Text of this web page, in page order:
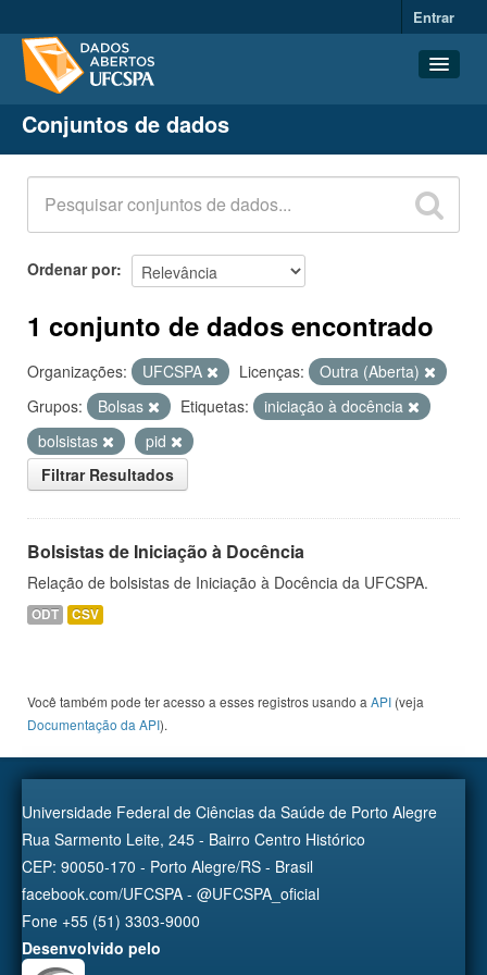
Entrar
Conjuntos de dados
Organizações
Grupos
Sobre
Conjuntos de dados
Ordenar por
1 conjunto de dados encontrado
Organizações: UFCSPA Licenças:
Outra (Aberta)
Grupos:
Bolsas Etiquetas:
iniciação à docência
bolsistas
pid
Filtrar Resultados
Bolsistas de Iniciação à Docência
Relação de bolsistas de Iniciação à Docência da UFCSPA.
ODT CSV
Você também pode ter acesso a esses registros usando a API (veja
Documentação da API).
Universidade Federal de Ciências da Saúde de Porto Alegre
Rua Sarmento Leite, 245 - Bairro Centro Histórico
CEP: 90050-170 - Porto Alegre/RS - Brasil
facebook.com/UFCSPA - @UFCSPA_oficial
Fone +55 (51) 3303-9000
Desenvolvido pelo